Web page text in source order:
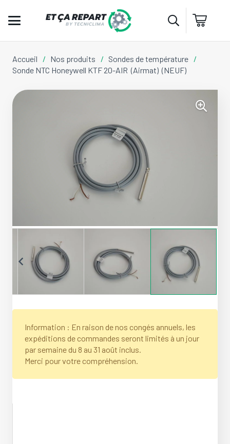
Accueil / Nos produits / Sondes de température /
Sonde NTC Honeywell KTF 20-AIR (Airmat) (NEUF)
Information : En raison de nos congés annuels, les
expéditions de commandes seront limités à un jour
par semaine du 8 au 31 août inclus.
Merci pour votre compréhension.